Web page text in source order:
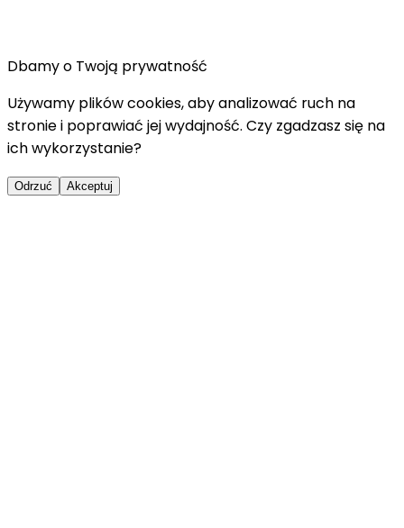
Dbamy o Twoją prywatność
Używamy plików cookies, aby analizować ruch na
stronie i poprawiać jej wydajność. Czy zgadzasz się na
ich wykorzystanie?
Odrzuć Akceptuj